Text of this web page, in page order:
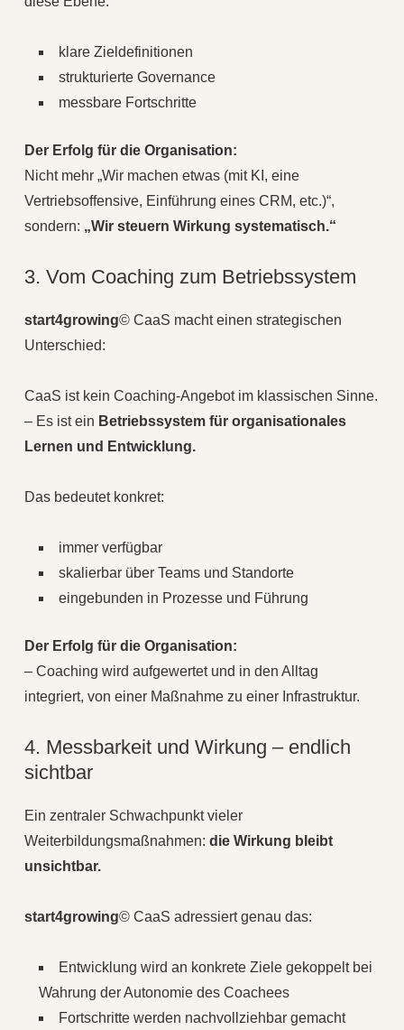
klare Zieldefinitionen
strukturierte Governance
messbare Fortschritte
Der Erfolg für die Organisation:
Nicht mehr „Wir machen etwas (mit KI, eine
Vertriebsoffensive, Einführung eines CRM, etc.)“,
sondern: „Wir steuern Wirkung systematisch.“
3. Vom Coaching zum Betriebssystem
start4growing© CaaS macht einen strategischen
Unterschied:
CaaS ist kein Coaching-Angebot im klassischen Sinne.
– Es ist ein Betriebssystem für organisationales
Lernen und Entwicklung.
Das bedeutet konkret:
immer verfügbar
skalierbar über Teams und Standorte
eingebunden in Prozesse und Führung
Der Erfolg für die Organisation:
– Coaching wird aufgewertet und in den Alltag
integriert, von einer Maßnahme zu einer Infrastruktur.
4. Messbarkeit und Wirkung – endlich
sichtbar
Ein zentraler Schwachpunkt vieler
Weiterbildungsmaßnahmen: die Wirkung bleibt
unsichtbar.
start4growing© CaaS adressiert genau das:
Entwicklung wird an konkrete Ziele gekoppelt bei
Wahrung der Autonomie des Coachees
Fortschritte werden nachvollziehbar gemacht